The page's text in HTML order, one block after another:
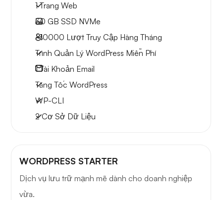
1 Trang Web
30 GB SSD NVMe
~10000 Lượt Truy Cập Hàng Tháng
Trình Quản Lý WordPress Miễn Phí
1Tài Khoản Email
Tăng Tốc WordPress
WP-CLI
2 Cơ Sở Dữ Liệu
WORDPRESS STARTER
Dịch vụ lưu trữ mạnh mẽ dành cho doanh nghiệp
vừa.